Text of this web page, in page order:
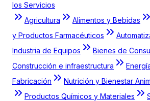
los Servicios
Agricultura
Alimentos y Bebidas
y Productos Farmacéuticos
Industria de Equipos
Bienes de
Construcción e infraestructura
Fabricación
Nutrición y Bienestar
Productos Químicos y Materiales